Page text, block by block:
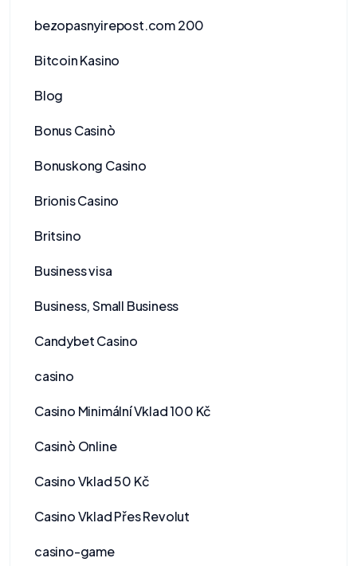
bezopasnyirepost.com 200
Bitcoin Kasino
Blog
Bonus Casinò
Bonuskong Casino
Brionis Casino
Britsino
Business visa
Business, Small Business
Candybet Casino
casino
Casino Minimální Vklad 100 Kč
Casinò Online
Casino Vklad 50 Kč
Casino Vklad Přes Revolut
casino-game